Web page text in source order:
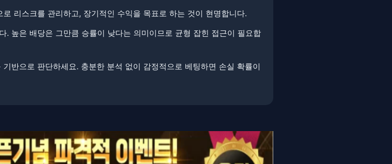
리스크를 관리하고, 장기적인 수익을 목표로 하는 것이 현명합니다.
. 높은 배당은 그만큼 승률이 낮다는 의미이므로 균형 잡힌 접근이 필요합
반으로 판단하세요. 충분한 분석 없이 감정적으로 베팅하면 손실 확률이